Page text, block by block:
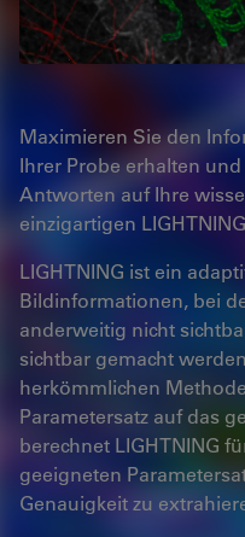
Maximieren Sie den
Ihrer Probe erhalten
Antworten auf Ihre
einzigartigen
LIGHTNING ist ein
Bildinformationen, bei
anderweitig nicht
sichtbar gemacht
herkömmlichen
Parametersatz auf das
berechnet LIGHTNING
geeigneten
Genauigkeit zu